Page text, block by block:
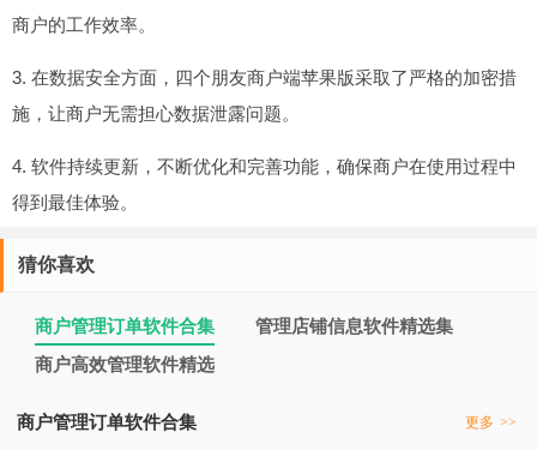
商户的工作效率。
3. 在数据安全方面，四个朋友商户端苹果版采取了严格的加密措
施，让商户无需担心数据泄露问题。
4. 软件持续更新，不断优化和完善功能，确保商户在使用过程中
得到最佳体验。
猜你喜欢
商户管理订单软件合集
管理店铺信息软件精选集
商户高效管理软件精选
商户管理订单软件合集 更多 >>